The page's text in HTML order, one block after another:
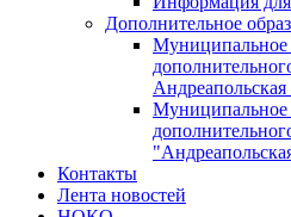
Дополнительное
Муниципальное
Муниципальное
Контакты
Лента новостей